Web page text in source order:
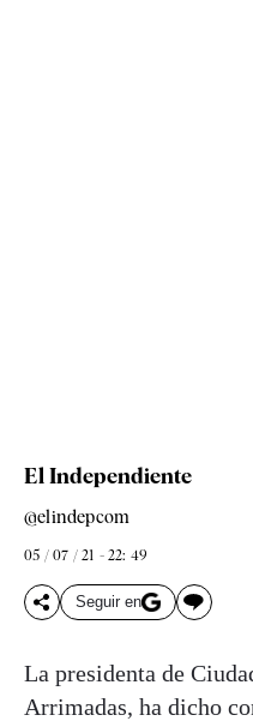
El Independiente
@elindepcom
05 / 07 / 21 - 22: 49
Seguir en
La presidenta de
Arrimadas, ha dicho